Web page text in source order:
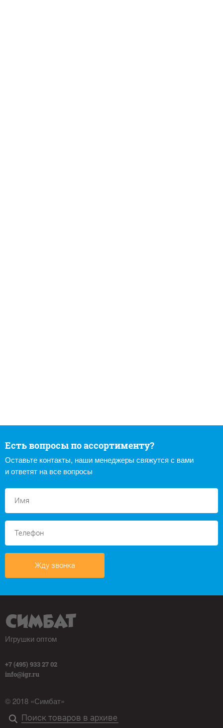
Есть вопросы по ассортименту?
Оставьте контакты, наши менеджеры свяжутся с вами
и ответят на все вопросы
Жду звонка
Игрушки оптом
+7 (495) 933 27 02
info@igr.ru
© 2018 «Симбат»